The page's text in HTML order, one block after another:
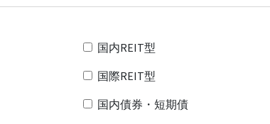
国内REIT型
国際REIT型
国内債券・短期債